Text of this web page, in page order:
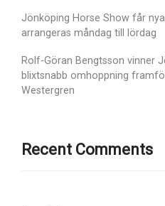
Jönköping Horse Show får
arrangeras måndag till lördag
Rolf-Göran Bengtsson vinner
blixtsnabb omhoppning
Westergren
Recent Comments